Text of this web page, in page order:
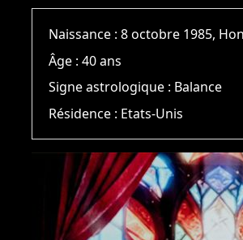
Naissance :8 octobre 1985,
Âge :40 ans
Signe astrologique : Balance
Résidence : Etats-Unis